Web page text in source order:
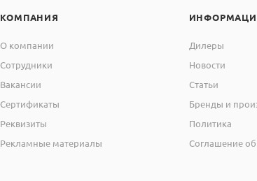
КОМПАНИЯ
О компании
Сотрудники
Вакансии
Сертификаты
Реквизиты
Рекламные материалы
Дилеры
Новости
Статьи
Бренды и
Политика
Соглашение